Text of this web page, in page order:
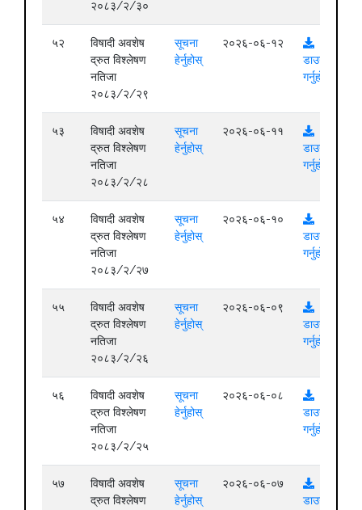
२०८३/२/३०
५२
विषादी अवशेष
द्रुत विश्लेषण
नतिजा
२०८३/२/२९
सूचना
हेर्नुहोस्
२०२६-०६-१२
डाउनलोड
गर्नुहोस्
५३
विषादी अवशेष
द्रुत विश्लेषण
नतिजा
२०८३/२/२८
सूचना
हेर्नुहोस्
२०२६-०६-११
डाउनलोड
गर्नुहोस्
५४
विषादी अवशेष
द्रुत विश्लेषण
नतिजा
२०८३/२/२७
सूचना
हेर्नुहोस्
२०२६-०६-१०
डाउनलोड
गर्नुहोस्
५५
विषादी अवशेष
द्रुत विश्लेषण
नतिजा
२०८३/२/२६
सूचना
हेर्नुहोस्
२०२६-०६-०९
डाउनलोड
गर्नुहोस्
५६
विषादी अवशेष
द्रुत विश्लेषण
नतिजा
२०८३/२/२५
सूचना
हेर्नुहोस्
२०२६-०६-०८
डाउनलोड
गर्नुहोस्
५७
विषादी अवशेष
द्रुत विश्लेषण
सूचना
हेर्नुहोस्
२०२६-०६-०७
डाउनलोड